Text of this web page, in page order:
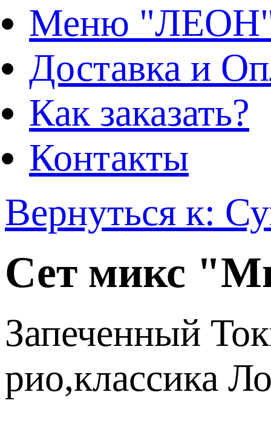
Меню
Доставка и
Как заказать?
Контакты
Вернуться к:
Сет микс
Запеченный
рио,классика